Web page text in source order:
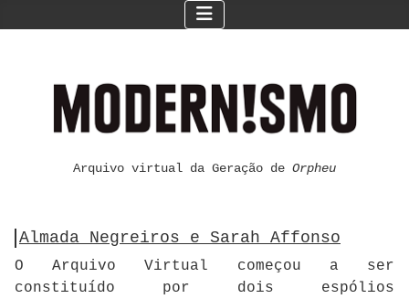
Arquivo virtual da Geração de Orpheu
Almada Negreiros e Sarah Affonso
O Arquivo Virtual começou a ser
constituído por dois espólios